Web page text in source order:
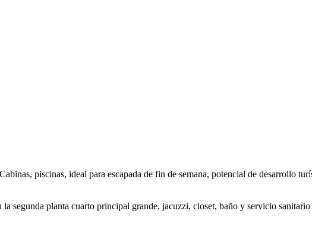
piscinas, ideal para escapada de fin de semana, potencial de desarrollo
segunda planta cuarto principal grande, jacuzzi, closet, baño y servicio